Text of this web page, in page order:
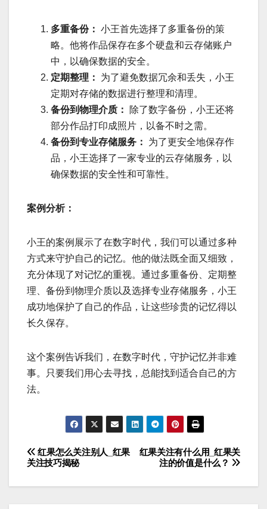
多重备份： 小王首先选择了多重备份的策
略。他将作品保存在多个硬盘和云存储账户
中，以确保数据的安全。
定期整理：
为了避免数据冗余和丢失，小王
定期对存储的数据进行整理和清理。
备份到物理介质：
除了数字备份，小王还将
部分作品打印成照片，以备不时之需。
备份到专业存储服务：
为了更安全地保存作
品，小王选择了一家专业的云存储服务，以
确保数据的安全性和可靠性。
案例分析：
小王的案例展示了在数字时代，我们可以通过多种
方式来守护自己的记忆。他的做法既全面又细致，
充分体现了对记忆的重视。通过多重备份、定期整
理、备份到物理介质以及选择专业存储服务，小王
成功地保护了自己的作品，让这些珍贵的记忆得以
长久保存。
这个案例告诉我们，在数字时代，守护记忆并非难
事。只要我们用心去寻找，总能找到适合自己的方
法。
文
章
红果关注有什么用_红果关
注的价值是什么？
红果怎么关注别人_红果
关注技巧揭秘